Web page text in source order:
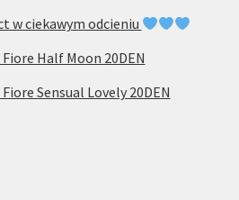
w ciekawym odcieniu
Half Moon 20DEN
Sensual Lovely 20DEN